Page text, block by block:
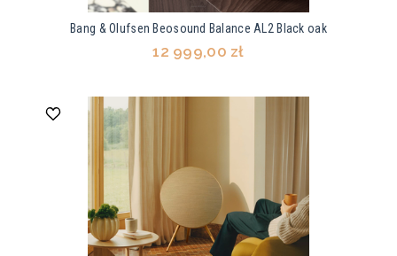
Bang & Olufsen Beosound Balance AL2 Black oak
12 999,00 zł